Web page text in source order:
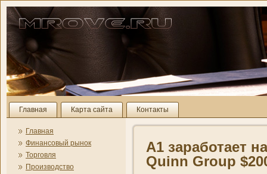
Главная Карта сайта Контакты
Главная
Финансовый рынок
Торговля
Производство
А1 заработает
Quinn Group